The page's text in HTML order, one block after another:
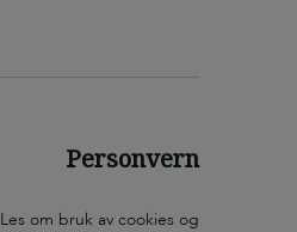
Personvern
Les om bruk av cookies og